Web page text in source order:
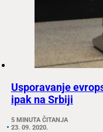
Usporavanje
ipak na Srbiji
5 MINUTA ČITANJA
23. 09. 2020.